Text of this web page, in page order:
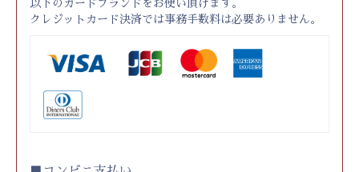
以下のカードブランドをお使い頂けます。
クレジットカード決済では事務手数料は必要ありません。